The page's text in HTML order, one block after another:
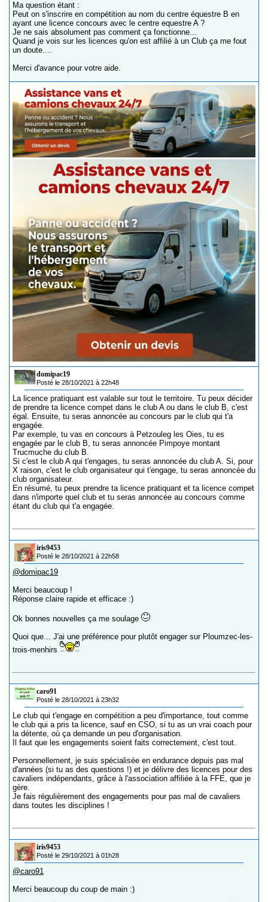
Ma question étant :
Peut on s'inscrire en compétition au nom du centre équestre B en
ayant une licence concours avec le centre equestre A ?
Je ne sais absolument pas comment ça fonctionne...
Quand je vois sur les licences qu'on est affilié à un Club ça me fout
un doute....
Merci d'avance pour votre aide.
domipac19
Posté le 28/10/2021 à 22h48
La licence pratiquant est valable sur tout le territoire. Tu peux décider
de prendre ta licence compet dans le club A ou dans le club B, c'est
égal. Ensuite, tu seras annoncée au concours par le club qui t'a
engagée.
Par exemple, tu vas en concours à Petzouleg les Oies, tu es
engagée par le club B, tu seras annoncée Pimpoye montant
Trucmuche du club B.
Si c'est le club A qui t'engages, tu seras annoncée du club A. Si, pour
X raison, c'est le club organisateur qui t'engage, tu seras annoncée du
club organisateur.
En résumé, tu peux prendre ta licence pratiquant et ta licence compet
dans n'importe quel club et tu seras annoncée au concours comme
étant du club qui t'a engagée.
iris9453
Posté le 28/10/2021 à 22h58
@domipac19
Merci beaucoup !
Réponse claire rapide et efficace :)
Ok bonnes nouvelles ça me soulage
Quoi que... J'ai une préférence pour plutôt engager sur Ploumzec-les-
trois-menhirs
caro91
Posté le 28/10/2021 à 23h32
Le club qui t'engage en compétition a peu d'importance, tout comme
le club qui a pris ta licence, sauf en CSO, si tu as un vrai coach pour
la détente, où ça demande un peu d'organisation.
Il faut que les engagements soient faits correctement, c'est tout.
Personnellement, je suis spécialisée en endurance depuis pas mal
d'années (si tu as des questions !) et je délivre des licences pour des
cavaliers indépendants, grâce à l'association affiliée à la FFE, que je
gère.
Je fais régulièrement des engagements pour pas mal de cavaliers
dans toutes les disciplines !
iris9453
Posté le 29/10/2021 à 01h28
@caro91
Merci beaucoup du coup de main :)